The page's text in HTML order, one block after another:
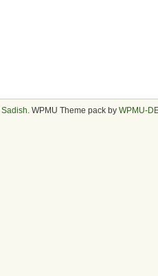
Sadish . WPMU Theme pack by WPMU-